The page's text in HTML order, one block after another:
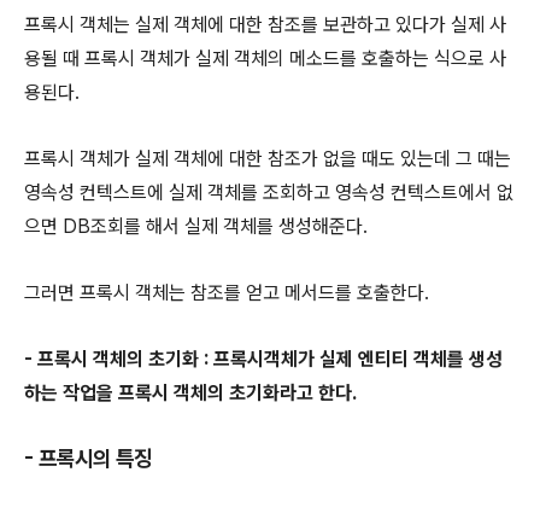
프록시 객체는 실제 객체에 대한 참조를 보관하고 있다가 실제 사
용될 때 프록시 객체가 실제 객체의 메소드를 호출하는 식으로 사
용된다.
프록시 객체가 실제 객체에 대한 참조가 없을 때도 있는데 그 때는
영속성 컨텍스트에 실제 객체를 조회하고 영속성 컨텍스트에서 없
으면 DB조회를 해서 실제 객체를 생성해준다.
그러면 프록시 객체는 참조를 얻고 메서드를 호출한다.
- 프록시 객체의 초기화 : 프록시객체가 실제 엔티티 객체를 생성
하는 작업을 프록시 객체의 초기화라고 한다.
- 프록시의 특징